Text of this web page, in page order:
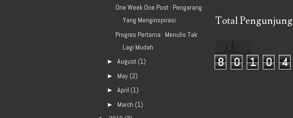
One Week One Post : Pengarang
Yang Menginspirasi
Progres Pertama : Menulis Tak
Lagi Mudah
► August (1)
► May (2)
► April (1)
► March (1)
Total Pengunjung
8 0 1 0 4